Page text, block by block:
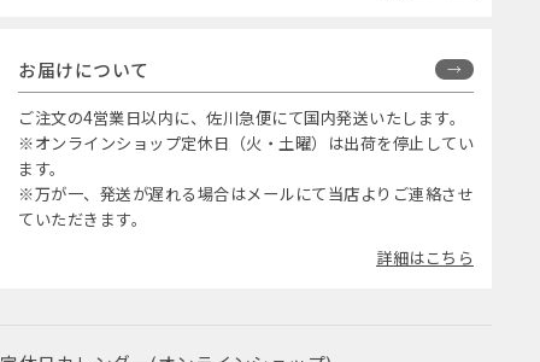
お届けについて
ご注文の4営業日以内に、佐川急便にて国内発送いたします。
※オンラインショップ定休日（火・土曜）は出荷を停止してい
ます。
※万が一、発送が遅れる場合はメールにて当店よりご連絡させ
ていただきます。
詳細はこちら